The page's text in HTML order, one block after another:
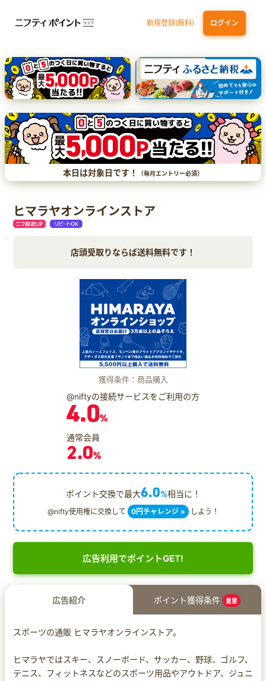
新規登録(無料) ログイン
三井住友カード（NL）オーロラデザイン
【三井住友銀行口座お持ちの方専用】Olive口座切替 P-one Wiz
ライフカードビジネスライトプラス dカード
本日は対象日です！ （毎月エントリー必須）
ヒマラヤオンラインストア
店頭受取りならば送料無料です！
獲得条件：商品購入
@niftyの接続サービスをご利用の方
4.0%
通常会員
2.0%
ポイント交換で最大6.0%相当に！
@nifty使用権に交換して 0円チャレンジ » しよう！
広告利用でポイントGET!
広告紹介 ポイント獲得条件 重要
スポーツの通販 ヒマラヤオンラインストア。
ヒマラヤではスキー、スノーボード、サッカー、野球、ゴルフ、
テニス、フィットネスなどのスポーツ用品やアウトドア、ジュニ